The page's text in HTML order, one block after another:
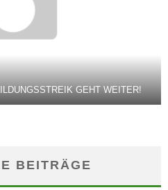
GEHT WEITER!
BEITRÄGE